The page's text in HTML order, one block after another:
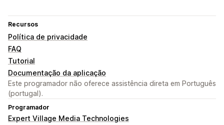
Recursos
Política de privacidade
FAQ
Tutorial
Documentação da aplicação
Este programador não oferece assistência direta em Português
(portugal).
Programador
Expert Village Media Technologies